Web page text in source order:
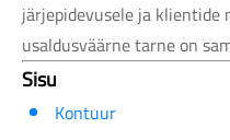
järjepidevusele ja
usaldusväärne tarne on
Sisu
Kontuur